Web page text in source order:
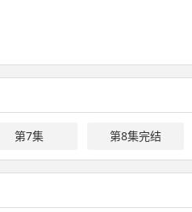
第7集 第8集完结